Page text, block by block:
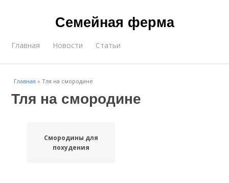
Семейная ферма
Главная Новости Статьи
Главная »Тля на смородине
Тля на смородине
Смородины для
похудения